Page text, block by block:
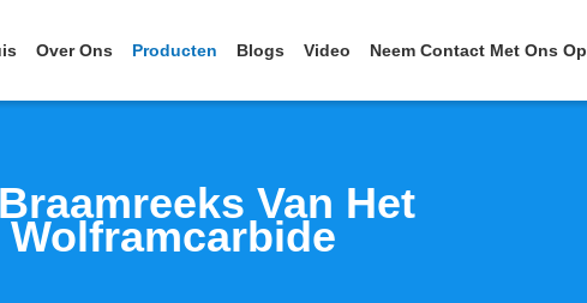
Over Ons Producten Blogs Video Neem Contact Met Ons Op
Van Het
Wolframcarbide